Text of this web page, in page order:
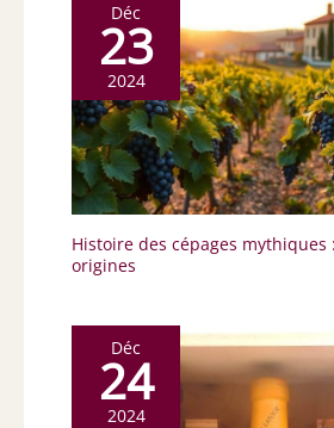
Déc
23
2024
Histoire des cépages mythiques
origines
Déc
24
2024